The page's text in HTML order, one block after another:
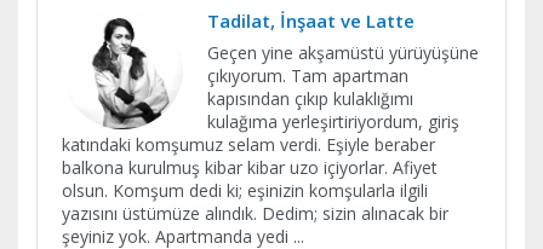
Tadilat, İnşaat ve Latte
Geçen yine akşamüstü yürüyüşüne
çıkıyorum. Tam apartman
kapısından çıkıp kulaklığımı
kulağıma yerleşirtiriyordum, giriş
katındaki komşumuz selam verdi. Eşiyle beraber
balkona kurulmuş kibar kibar uzo içiyorlar. Afiyet
olsun. Komşum dedi ki; eşinizin komşularla ilgili
yazısını üstümüze alındık. Dedim; sizin alınacak bir
şeyiniz yok. Apartmanda yedi ...